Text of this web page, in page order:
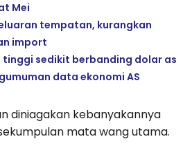
Mei
tempatan, kurangkan
import
sedikit berbanding dolar as
data ekonomi AS
diniagakan kebanyakannya
mata wang utama.